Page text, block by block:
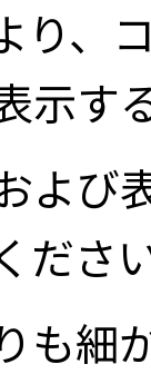
り、
示す
よび
ださ
も細